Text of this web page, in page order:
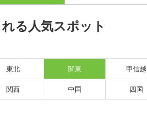
る人気スポット
東北 関東 甲信越
関西 中国 四国